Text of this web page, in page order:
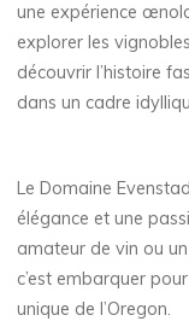
une expérience
explorer les
découvrir l’histoire
dans un cadre
Le Domaine
élégance et une
amateur de vin ou
c’est embarquer
unique de l’Oregon.